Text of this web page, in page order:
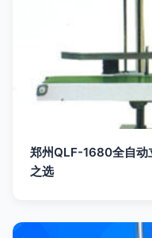
郑州QLF-1680全自动
之选